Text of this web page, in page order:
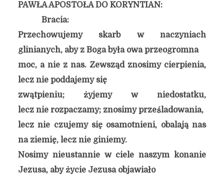
PAWŁA APOSTOŁA DO KORYNTIAN:
Bracia:
Przechowujemy skarb w naczyniach
glinianych, aby z Boga była owa przeogromna
moc, a nie z nas. Zewsząd znosimy cierpienia,
lecz nie poddajemy się
zwątpieniu; żyjemy w niedostatku,
lecz nie rozpaczamy; znosimy prześladowania,
lecz nie czujemy się osamotnieni, obalają nas
na ziemię, lecz nie giniemy.
Nosimy nieustannie w ciele naszym konanie
Jezusa, aby życie Jezusa objawiało